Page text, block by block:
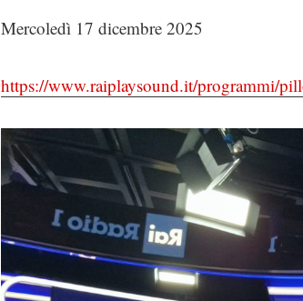
Mercoledì 17 dicembre 2025
https://www.raiplaysound.it/programmi/